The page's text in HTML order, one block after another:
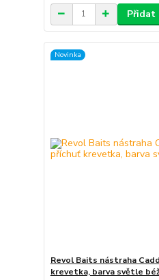
Přidat
Novinka
Revol Baits nástraha
krevetka, barva světle